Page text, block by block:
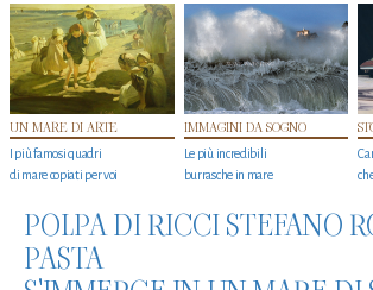
UN MARE DI ARTE
I più famosi quadri
di mare copiati per voi
IMMAGINI DA SOGNO
Le più incredibili
burrasche in mare
POLPA DI RICCI STEFANO
PASTA